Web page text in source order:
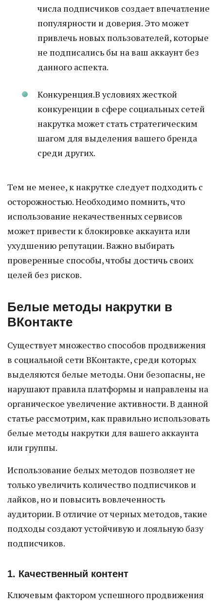
числа подписчиков создает впечатление
популярности и доверия. Это может
привлечь новых пользователей, которые
не подписались бы на ваш аккаунт без
данного аспекта.
Конкуренция.В условиях жесткой
конкуренции в сфере социальных сетей
накрутка может стать стратегическим
шагом для выделения вашего бренда
среди других.
Тем не менее, к накрутке следует подходить с
осторожностью. Необходимо помнить, что
использование некачественных сервисов
может привести к блокировке аккаунта или
ухудшению репутации. Важно выбирать
проверенные способы, чтобы достичь своих
целей без рисков.
Белые методы накрутки в
ВКонтакте
Существует множество способов продвижения
в социальной сети ВКонтакте, среди которых
выделяются белые методы. Они безопасны, не
нарушают правила платформы и направлены на
органическое увеличение активности. В данной
статье рассмотрим, как правильно использовать
белые методы накрутки для вашего аккаунта
или группы.
Использование белых методов позволяет не
только увеличить количество подписчиков и
лайков, но и повысить вовлеченность
аудитории. В отличие от черных методов, такие
подходы создают устойчивую и лояльную базу
подписчиков.
1. Качественный контент
Ключевым фактором успешного продвижения